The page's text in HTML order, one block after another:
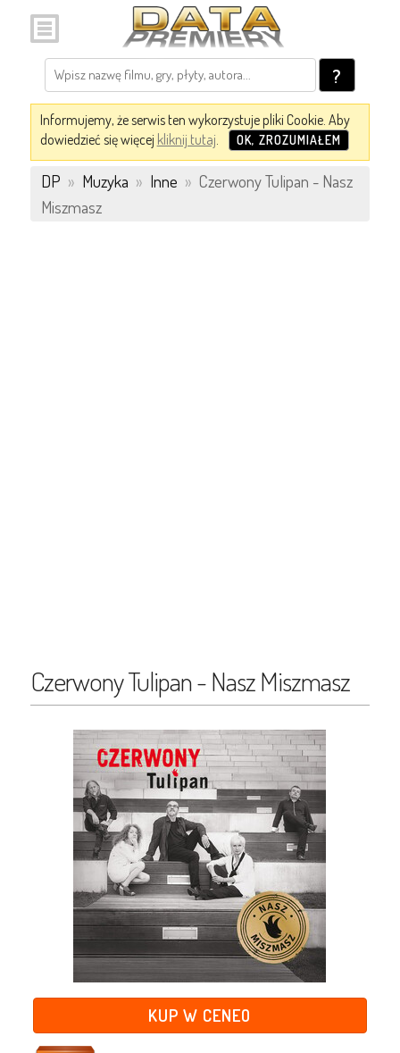
?
Informujemy, że serwis ten wykorzystuje pliki Cookie. Aby
dowiedzieć się więcej kliknij tutaj. OK, ZROZUMIAŁEM
DP » Muzyka » Inne » Czerwony Tulipan - Nasz
Miszmasz
Czerwony Tulipan - Nasz Miszmasz
KUP W CENEO